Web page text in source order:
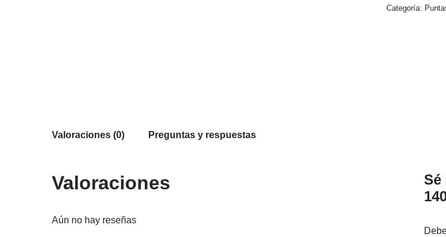
Categoría:
Valoraciones (0) Preguntas y respuestas
Valoraciones
Aún no hay reseñas
Sé